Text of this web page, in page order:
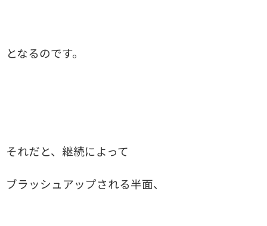
となるのです。
それだと、 継続によって
ブラッシュアップされる半面、